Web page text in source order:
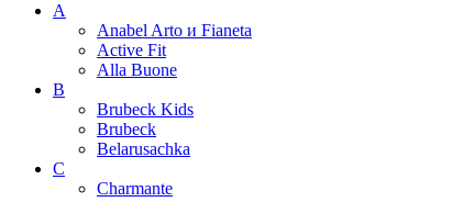
A
Anabel Arto и Fianeta
Active Fit
Alla Buone
B
Brubeck Kids
Brubeck
Belarusachka
C
Charmante